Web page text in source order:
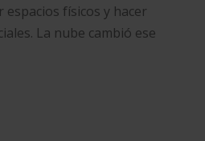
físicos y hacer
La nube cambió ese